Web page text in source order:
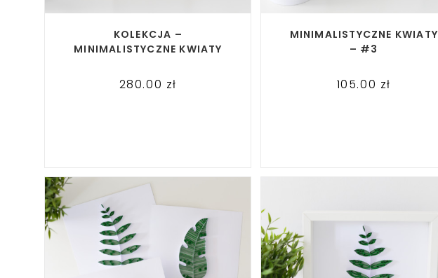
KOLEKCJA –
MINIMALISTYCZNE KWIATY
280.00 zł
MINIMALISTYCZNE KWIATY
– #3
105.00 zł